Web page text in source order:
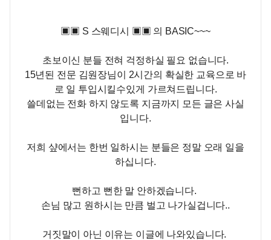
▣▣ S 스웨디시 ▣▣ 의 BASIC~~~
초보이신 분들 전혀 걱정하실 필요 없습니다.
15년된 전문 김원장님이 2시간의 확실한 교육으로 바
로 일 투입시킬수있게 가르쳐드립니다.
쓸데없는 전화 하지 않도록 지금까지 모든 글은 사실
입니다.
저희 샾에서는 한번 일하시는 분들은 정말 오래 일을
하십니다.
뻔하고 뻔한 말 안하겠습니다.
손님 많고 원하시는 만큼 벌고 나가실겁니다..
거짓말이 아닌 이유는 이글에 나와있습니다.